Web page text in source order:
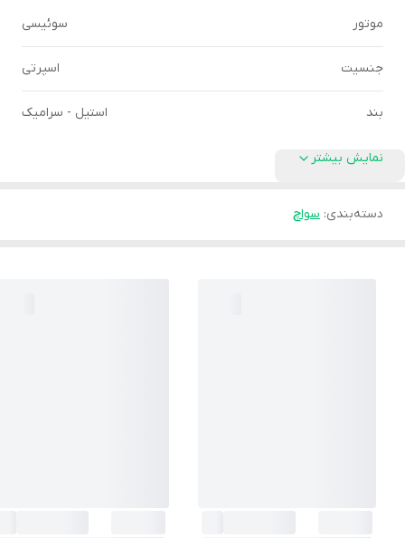
موتور سوئیسی
جنسیت اسپرتی
بند استیل - سرامیک
نمایش بیشتر
دسته‌بندی: سواچ